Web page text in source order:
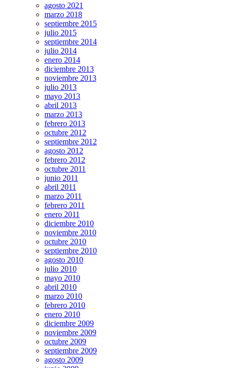
agosto 2021
marzo 2018
septiembre 2015
julio 2015
septiembre 2014
julio 2014
enero 2014
diciembre 2013
noviembre 2013
julio 2013
mayo 2013
abril 2013
marzo 2013
febrero 2013
octubre 2012
septiembre 2012
agosto 2012
febrero 2012
octubre 2011
junio 2011
abril 2011
marzo 2011
febrero 2011
enero 2011
diciembre 2010
noviembre 2010
octubre 2010
septiembre 2010
agosto 2010
julio 2010
mayo 2010
abril 2010
marzo 2010
febrero 2010
enero 2010
diciembre 2009
noviembre 2009
octubre 2009
septiembre 2009
agosto 2009